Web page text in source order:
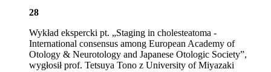
28
Wykład ekspercki pt. „Staging in cholesteatoma -
International consensus among European Academy of
Otology & Neurotology and Japanese Otologic Society”,
wygłosił prof. Tetsuya Tono z University of Miyazaki